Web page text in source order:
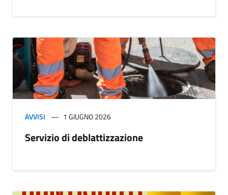
AVVISI 1 GIUGNO 2026
Servizio di deblattizzazione